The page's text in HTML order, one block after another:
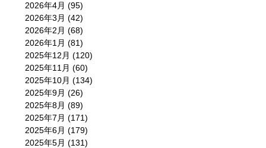
2026年4月 (95)
2026年3月 (42)
2026年2月 (68)
2026年1月 (81)
2025年12月 (120)
2025年11月 (60)
2025年10月 (134)
2025年9月 (26)
2025年8月 (89)
2025年7月 (171)
2025年6月 (179)
2025年5月 (131)